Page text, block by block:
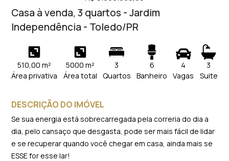
Casa à venda, 3 quartos - Jardim
Independência - Toledo/PR
510,00 m²
Área privativa
5000 m²
Área total
3
Quartos
6
Banheiro
4
Vagas
3
Suite
DESCRIÇÃO DO IMÓVEL
Se sua energia está sobrecarregada pela correria do dia a
dia, pelo cansaço que desgasta, pode ser mais fácil de lidar
e se recuperar quando você chegar em casa, ainda mais se
ESSE for esse lar!